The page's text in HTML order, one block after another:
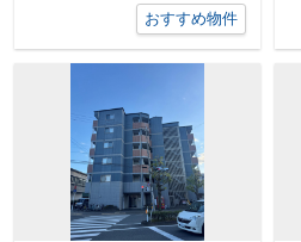
おすすめ物件